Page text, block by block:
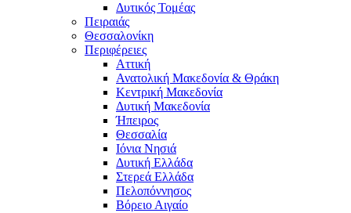
Δυτικός Τομέας
Πειραιάς
Θεσσαλονίκη
Περιφέρειες
Αττική
Ανατολική Μακεδονία & Θράκη
Κεντρική Μακεδονία
Δυτική Μακεδονία
Ήπειρος
Θεσσαλία
Ιόνια Νησιά
Δυτική Ελλάδα
Στερεά Ελλάδα
Πελοπόννησος
Βόρειο Αιγαίο